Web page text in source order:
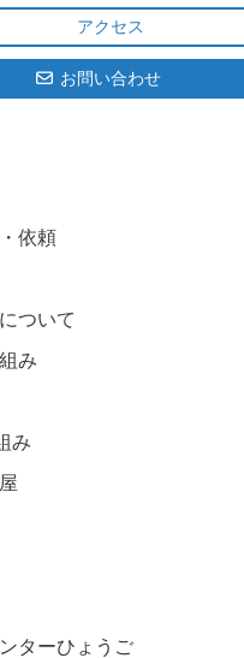
アクセス
お問い合わせ
依頼
ついて
み
み
ターひょうご